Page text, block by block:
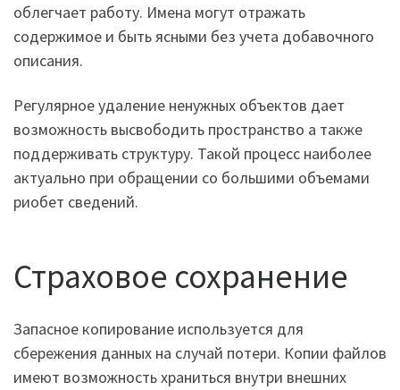
облегчает работу. Имена могут отражать
содержимое и быть ясными без учета добавочного
описания.
Регулярное удаление ненужных объектов дает
возможность высвободить пространство а также
поддерживать структуру. Такой процесс наиболее
актуально при обращении со большими объемами
риобет сведений.
Страховое сохранение
Запасное копирование используется для
сбережения данных на случай потери. Копии файлов
имеют возможность храниться внутри внешних